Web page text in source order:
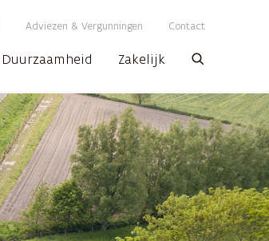
Adviezen & Vergunningen Contact
Duurzaamheid Zakelijk